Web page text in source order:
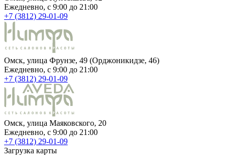
Ежедневно, c 9:00 до 21:00
+7 (3812) 29-01-09
Омск, улица Фрунзе, 49 (Орджоникидзе, 46)
Ежедневно, c 9:00 до 21:00
+7 (3812) 29-01-09
Омск, улица Маяковского, 20
Ежедневно, c 9:00 до 21:00
+7 (3812) 29-01-09
Загрузка карты